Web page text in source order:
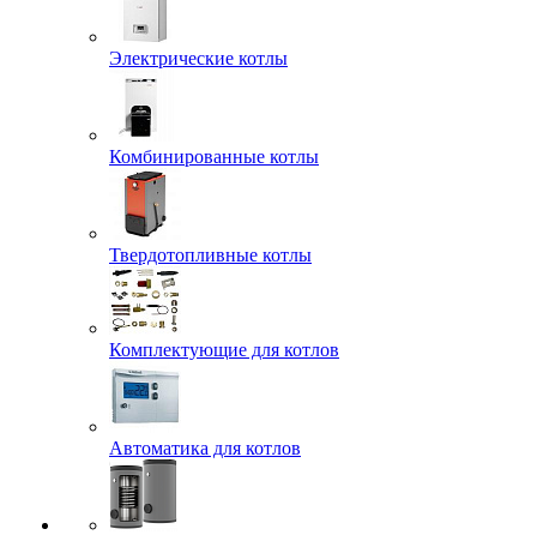
Электрические котлы
Комбинированные котлы
Твердотопливные котлы
Комплектующие для котлов
Автоматика для котлов